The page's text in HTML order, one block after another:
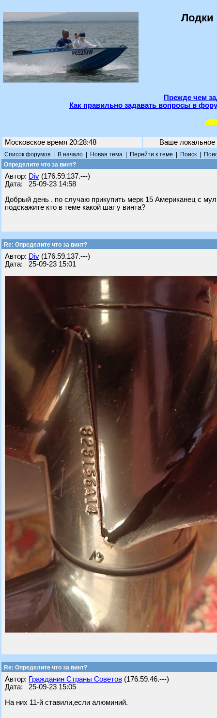
Лодки
Прежде чем
Как правильно задавать вопросы в
Московское время 20:28:48 Ваше
Список форумов В начало Новая тема Перейти к теме Поиск
Определите что за винт?
Автор: Div (176.59.137.---)
Дата: 25-09-23 14:58
Добрый день . по случаю прикупить мерк 15 Американец с
подскажите кто в теме какой шаг у винта?
Re: Определите что за винт?
Автор: Div (176.59.137.---)
Дата: 25-09-23 15:01
Re: Определите что за винт?
Автор: Гражданин Страны Советов (176.59.46.---)
Дата: 25-09-23 15:05
На них 11-й ставили,если алюминий.